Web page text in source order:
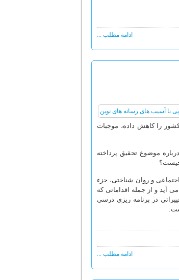
ادامه مطلب ...
را کاهش داده، موجبات
موضوع تحقیق پرداخته
و روان شناختی، جزء
آید و از جمله اقداماتی که
در برنامه ریزی درسی
ادامه مطلب ...